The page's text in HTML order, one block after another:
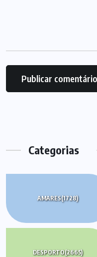
Categorias
AMARES(1728)
DESPORTO(2665)